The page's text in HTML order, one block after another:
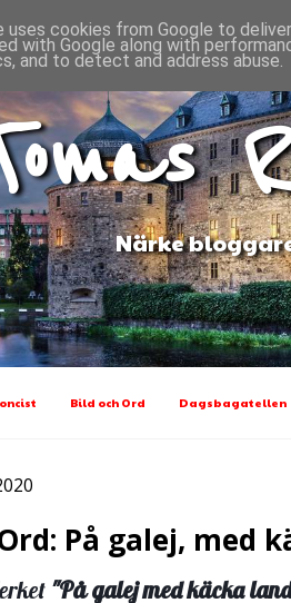
Närke
Bild och Ord Dagsbagatellen
På galej, med
"På galej med käcka
uses cookies from Google to
with Google along with
and to detect and address abuse.